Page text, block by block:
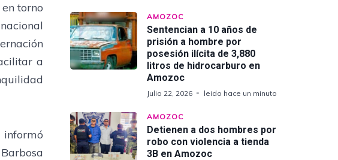
torno
a
AMOZOC
Sentencian a 10 años de
prisión a hombre por
posesión ilícita de 3,880
litros de hidrocarburo en
Amozoc
Julio 22, 2026 leido hace un minuto
AMOZOC
Detienen a dos hombres por
robo con violencia a tienda
3B en Amozoc